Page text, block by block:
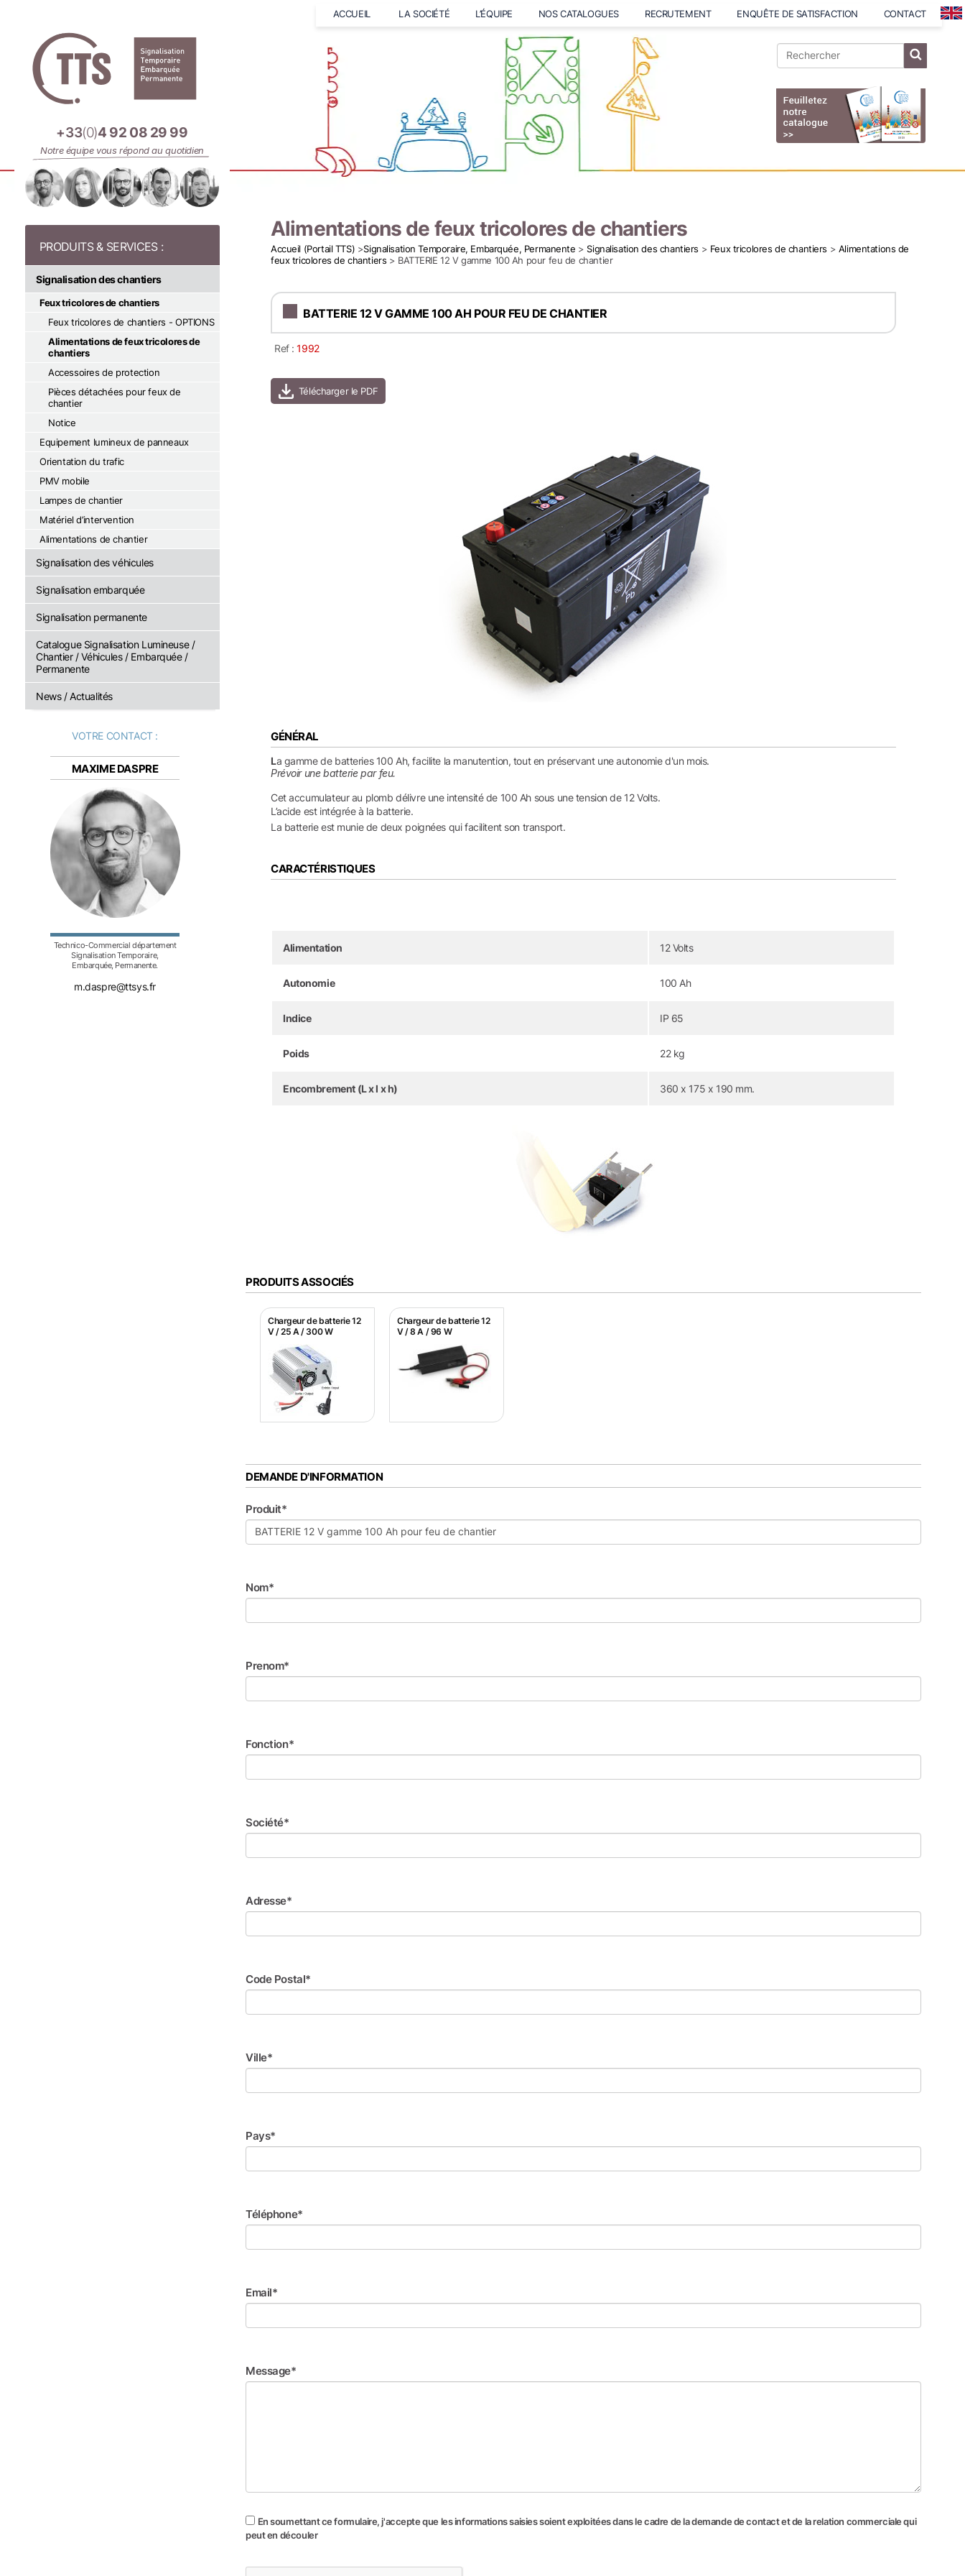
+33(0)4 92 08 29 99
Notre équipe vous répond au quotidien
ACCUEIL LA SOCIÉTÉ L’ÉQUIPE NOS CATALOGUES RECRUTEMENT ENQUÊTE DE SATISFACTION CONTACT
Signalisation des chantiers
Feux tricolores de chantiers
Feux tricolores de chantiers - OPTIONS
Alimentations de feux tricolores de
chantiers
Accessoires de protection
Pièces détachées pour feux de
chantier
Notice
Equipement lumineux de panneaux
Orientation du trafic
PMV mobile
Lampes de chantier
Matériel d’intervention
Alimentations de chantier
Signalisation des véhicules
Signalisation embarquée
Signalisation permanente
Catalogue Signalisation Lumineuse /
Chantier / Véhicules / Embarquée /
Permanente
News / Actualités
VOTRE CONTACT :
MAXIME DASPRE
Technico-Commercial département
Signalisation Temporaire,
Embarquée, Permanente.
m.daspre@ttsys.fr
Alimentations de feux tricolores de chantiers
Accueil (Portail TTS) >Signalisation Temporaire, Embarquée, Permanente >Signalisation des chantiers > Feux tricolores de chantiers > Alimentations de
feux tricolores de chantiers > BATTERIE 12 V gamme 100 Ah pour feu de chantier
BATTERIE 12 V GAMME 100 AH POUR FEU DE CHANTIER
Ref :1992
GÉNÉRAL
La gamme de batteries 100 Ah, facilite la manutention, tout en préservant une autonomie d'un mois.
Prévoir une batterie par feu.
Cet accumulateur au plomb délivre une intensité de 100 Ah sous une tension de 12 Volts.
L’acide est intégrée à la batterie.
La batterie est munie de deux poignées qui facilitent son transport.
CARACTÉRISTIQUES
Alimentation 12 Volts
Autonomie 100 Ah
Indice IP 65
Poids 22 kg
Encombrement (L x l x h) 360 x 175 x 190 mm.
PRODUITS ASSOCIÉS
Chargeur de batterie 12
V / 25 A / 300 W
Chargeur de batterie 12
V / 8 A / 96 W
DEMANDE D'INFORMATION
Produit*
Nom*
Prenom*
Fonction*
Société*
Adresse*
Code Postal*
Ville*
Pays*
Téléphone*
Email*
Message*
En soumettant ce formulaire, j'accepte que les informations saisies soient exploitées dans le cadre de la demande de contact et de la relation commerciale qui
peut en découler